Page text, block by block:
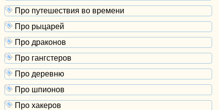
Про путешествия во времени
Про рыцарей
Про драконов
Про гангстеров
Про деревню
Про шпионов
Про хакеров